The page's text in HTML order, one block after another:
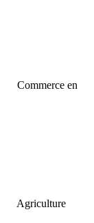
Commerce en
Agriculture